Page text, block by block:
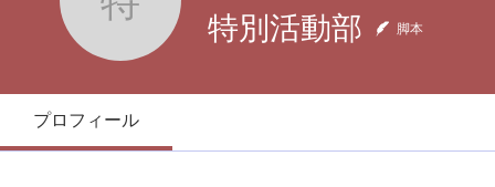
特別活動部
特別活動部 脚本
プロフィール